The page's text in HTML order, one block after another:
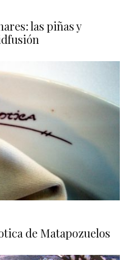
las piñas y
de Matapozuelos